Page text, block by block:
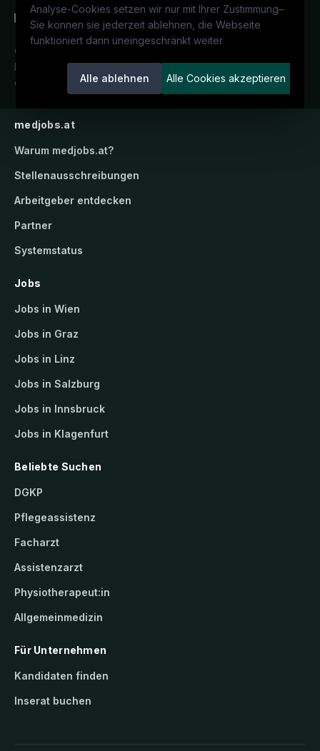
Analyse-Cookies setzen wir nur mit Ihrer Zustimmung–
Sie können sie jederzeit ablehnen, die Webseite
funktioniert dann uneingeschränkt weiter
Alle ablehnen Alle Cookies akzeptieren
Österreichs medizinisches
Karriereportal.Ein Service der
candidatis GmbH.
medjobs.at
Warum medjobs.at?
Stellenausschreibungen
Arbeitgeber entdecken
Partner
Systemstatus
Jobs
Jobs in Wien
Jobs in Graz
Jobs in Linz
Jobs in Salzburg
Jobs in Innsbruck
Jobs in Klagenfurt
Beliebte Suchen
DGKP
Pflegeassistenz
Facharzt
Assistenzarzt
Physiotherapeut:in
Allgemeinmedizin
Für Unternehmen
Kandidaten finden
Inserat buchen